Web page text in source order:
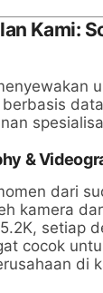
Kami:
&
dari
kamera
setiap
cocok
di